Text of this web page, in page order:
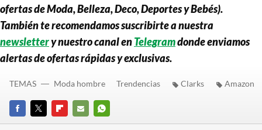
ofertas de Moda, Belleza, Deco, Deportes y Bebés).
También te recomendamos suscribirte a nuestra
newslettery nuestro canal enTelegramdonde enviamos
alertas de ofertas rápidas y exclusivas.
FACEBOOK
TWITTERFLIPBOARD
E-
WHATSAPP
TEMAS Moda hombre Trendencias Clarks Amazon